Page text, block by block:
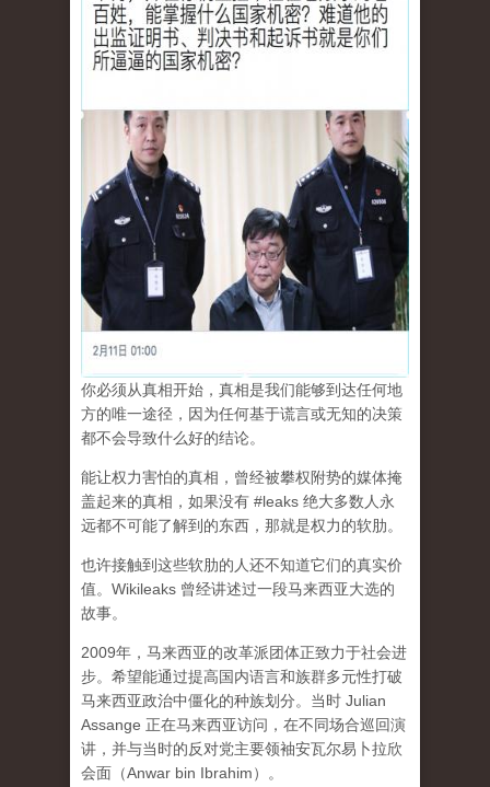
你必须从真相开始，真相是我们能够到达任何地
方的唯一途径，因为任何基于谎言或无知的决策
都不会导致什么好的结论。
能让权力害怕的真相，曾经被攀权附势的媒体掩
盖起来的真相，如果没有 #leaks 绝大多数人永
远都不可能了解到的东西，那就是权力的软肋。
也许接触到这些软肋的人还不知道它们的真实价
值。Wikileaks 曾经讲述过一段马来西亚大选的
故事。
2009年，马来西亚的改革派团体正致力于社会进
步。希望能通过提高国内语言和族群多元性打破
马来西亚政治中僵化的种族划分。当时 Julian
Assange 正在马来西亚访问，在不同场合巡回演
讲，并与当时的反对党主要领袖安瓦尔易卜拉欣
会面（Anwar bin Ibrahim）。